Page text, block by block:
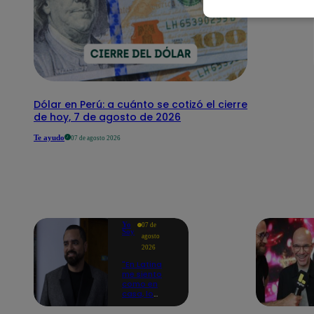
Dólar en Perú: a cuánto se cotizó el cierre
de hoy, 7 de agosto de 2026
Te ayudo 07 de agosto 2026
Yo
Soy
07 de
agosto
2026
"En Latina
me siento
como en
casa, lo